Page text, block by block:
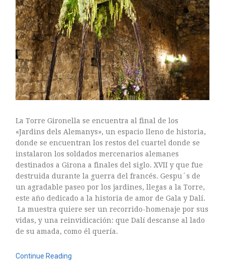
mayo 2016
abril 2016
marzo 2016
febrero 2016
enero 2016
diciembre 2015
noviembre 2015
octubre 2015
septiembre 2015
agosto 2015
julio 2015
junio 2015
mayo 2015
julio 2014
abril 2014
La Torre Gironella se encuentra al final de los
«Jardins dels Alemanys», un espacio lleno de historia,
donde se encuentran los restos del cuartel donde se
instalaron los soldados mercenarios alemanes
destinados a Girona a finales del siglo. XVII y que fue
destruida durante la guerra del francés. Gespu´s de
un agradable paseo por los jardines, llegas a la Torre,
este año dedicado a la historia de amor de Gala y Dalí.
La muestra quiere ser un recorrido-homenaje por sus
vidas, y una reinvidicación: que Dalí descanse al lado
de su amada, como él quería.
Continue Reading